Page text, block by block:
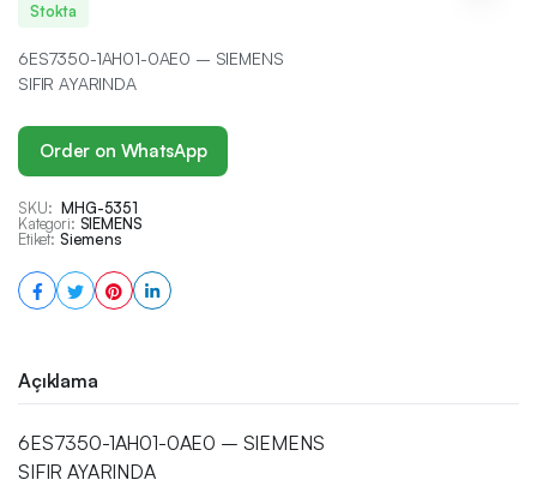
Stokta
6ES7350-1AH01-0AE0 – SIEMENS
SIFIR AYARINDA
Order on WhatsApp
SKU: MHG-5351
Kategori: SIEMENS
Etiket: Siemens
Açıklama
6ES7350-1AH01-0AE0 – SIEMENS
SIFIR AYARINDA